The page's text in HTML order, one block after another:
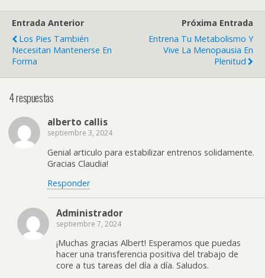
Entrada Anterior
Los Pies También
Necesitan Mantenerse En
Forma
Próxima Entrada
Entrena Tu Metabolismo Y
Vive La Menopausia En
Plenitud
4 respuestas
alberto callis
septiembre 3, 2024
Genial articulo para estabilizar entrenos solidamente.
Gracias Claudia!
Responder
Administrador
septiembre 7, 2024
¡Muchas gracias Albert! Esperamos que puedas
hacer una transferencia positiva del trabajo de
core a tus tareas del día a día. Saludos.